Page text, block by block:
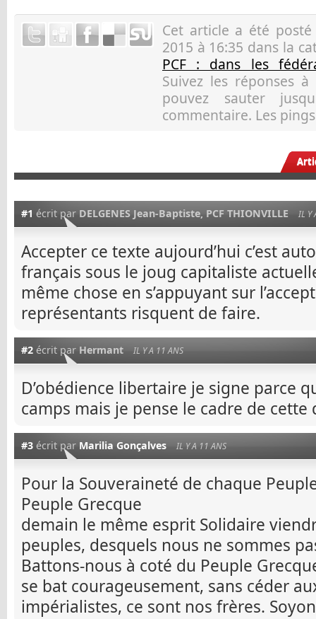
Cet article a été
2015 à 16:35 dans la
PCF : dans les
Suivez les réponses
pouvez sauter
commentaire. Les
#1 écrit par DELGENES Jean-Baptiste, PCF THIONVILLE IL Y
Accepter ce texte aujourd’hui c’est
français sous le joug capitaliste
même chose en s’appuyant sur
représentants risquent de faire.
#2 écrit par Hermant IL Y A 11 ANS
D’obédience libertaire je signe parce
camps mais je pense le cadre de
#3 écrit par Marilia Gonçalves IL Y A 11 ANS
Pour la Souveraineté de chaque
Peuple Grecque
demain le même esprit Solidaire
peuples, desquels nous ne sommes
Battons-nous à coté du Peuple
se bat courageusement, sans céder
impérialistes, ce sont nos frères.